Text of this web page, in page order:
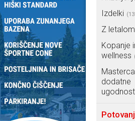
Izdelki
Z letalom
Kopanje
wellness
dodatne